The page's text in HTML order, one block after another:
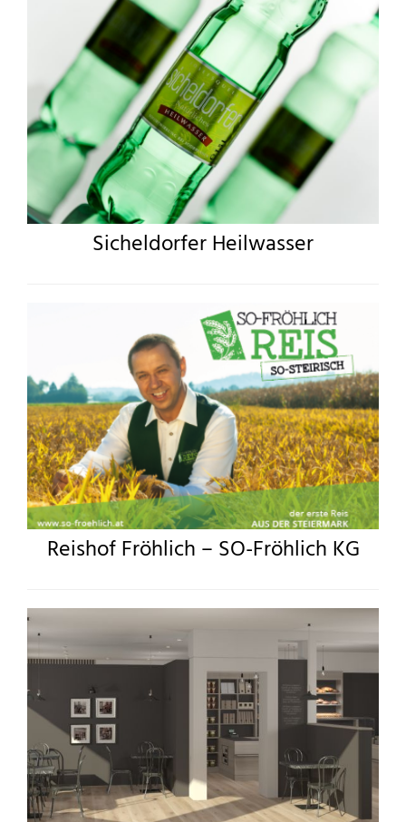
Sicheldorfer Heilwasser
Reishof Fröhlich – SO-Fröhlich KG